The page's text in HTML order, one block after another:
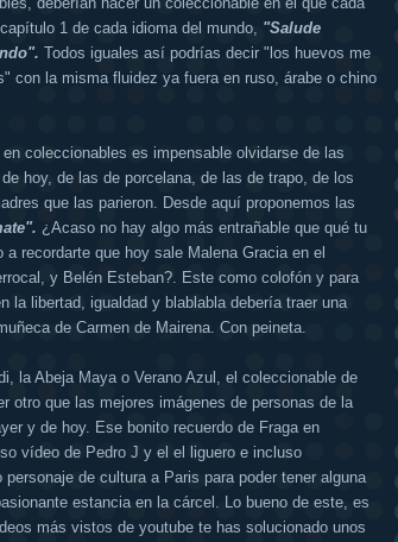
1 de cada idioma del mundo, "Salude
Todos iguales así podrías decir "los huevos me
con la misma fluidez ya fuera en ruso, árabe o chino
coleccionables es impensable olvidarse de las
hoy, de las de porcelana, de las de trapo, de los
que las parieron. Desde aquí proponemos las
¿Acaso no hay algo más entrañable que qué tu
a recordarte que hoy sale Malena Gracia en el
y Belén Esteban?. Este como colofón y para
la libertad, igualdad y blablabla debería traer una
de Carmen de Mairena. Con peineta.
la Abeja Maya o Verano Azul, el coleccionable de
otro que las mejores imágenes de personas de la
y de hoy. Ese bonito recuerdo de Fraga en
vídeo de Pedro J y el el liguero e incluso
de cultura a Paris para poder tener alguna
estancia en la cárcel. Lo bueno de este, es
más vistos de youtube te has solucionado unos